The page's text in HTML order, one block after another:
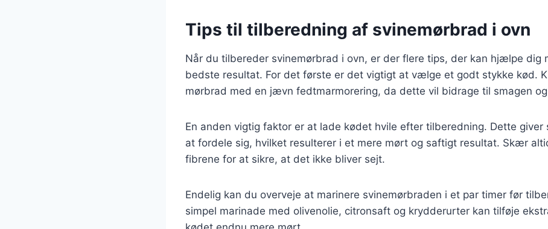
Tips til tilberedning af svinemørbrad i ovn
Når du tilbereder svinemørbrad i ovn, er der flere tips, der kan hjælpe dig
bedste resultat. For det første er det vigtigt at vælge et godt stykke kød.
mørbrad med en jævn fedtmarmorering, da dette vil bidrage til smagen
En anden vigtig faktor er at lade kødet hvile efter tilberedning. Dette giver
at fordele sig, hvilket resulterer i et mere mørt og saftigt resultat. Skær
fibrene for at sikre, at det ikke bliver sejt.
Endelig kan du overveje at marinere svinemørbraden i et par timer før
simpel marinade med olivenolie, citronsaft og krydderurter kan tilføje